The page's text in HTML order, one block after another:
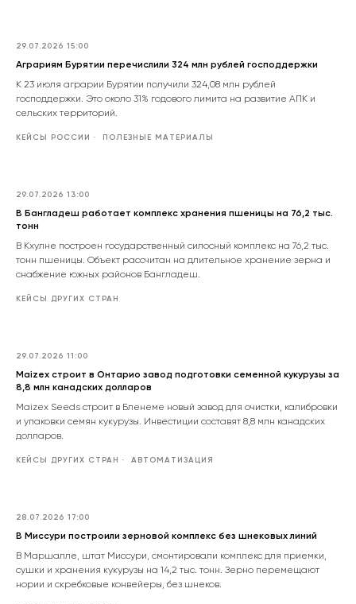
29.07.2026 15:00
Аграриям Бурятии перечислили 324 млн рублей господдержки
К 23 июля аграрии Бурятии получили 324,08 млн рублей
господдержки. Это около 31% годового лимита на развитие АПК и
сельских территорий.
КЕЙСЫ РОССИИ ПОЛЕЗНЫЕ МАТЕРИАЛЫ
29.07.2026 13:00
В Бангладеш работает комплекс хранения пшеницы на 76,2 тыс.
тонн
В Кхулне построен государственный силосный комплекс на 76,2 тыс.
тонн пшеницы. Объект рассчитан на длительное хранение зерна и
снабжение южных районов Бангладеш.
КЕЙСЫ ДРУГИХ СТРАН
29.07.2026 11:00
Maizex строит в Онтарио завод подготовки семенной кукурузы за
8,8 млн канадских долларов
Maizex Seeds строит в Бленеме новый завод для очистки, калибровки
и упаковки семян кукурузы. Инвестиции составят 8,8 млн канадских
долларов.
КЕЙСЫ ДРУГИХ СТРАН АВТОМАТИЗАЦИЯ
28.07.2026 17:00
В Миссури построили зерновой комплекс без шнековых линий
В Маршалле, штат Миссури, смонтировали комплекс для приемки,
сушки и хранения кукурузы на 14,2 тыс. тонн. Зерно перемещают
нории и скребковые конвейеры, без шнеков.